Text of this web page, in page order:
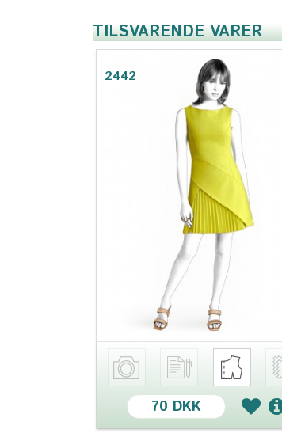
TILSVARENDE VARER
2442
70 DKK